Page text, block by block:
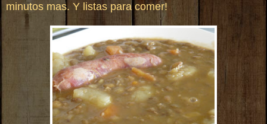
minutos mas. Y listas para comer!